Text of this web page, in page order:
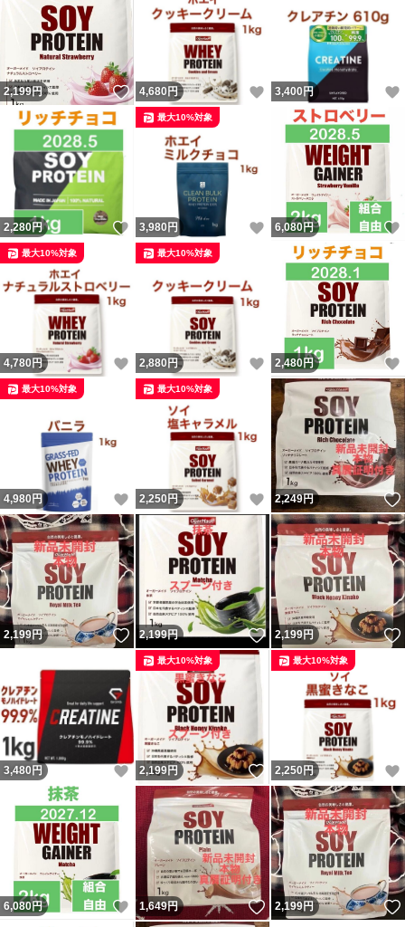
2,199円 いいね！
4,680 円 いいね！
3,400 円
2,280円 いいね！
3,980 円 いいね！
最大10%対象
6,080円
4,780 円 いいね！
最大10%対象
2,880 円 いいね！
最大10%対象
2,480円
4,980 円 いいね！
最大10%対象
2,250 円 いいね！
最大10%対象
2,249円
2,199円 いいね！
2,199円 いいね！
2,199円
3,480 円 いいね！
2,199円 いいね！
最大10%対象
2,250 円
最大10%対象
6,080円 いいね！
1,649円 いいね！
2,199円